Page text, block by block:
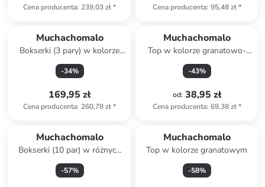
Cena producenta: 239,03 zł* Cena producenta: 95,48 zł*
Muchachomalo
Bokserki (3 pary) w kolorze
granatowym ze wzorem
-34%
169,95 zł
Cena producenta: 260,78 zł*
Muchachomalo
Top w kolorze granatowo-
czerwonym
-43%
od: 38,95 zł
Cena producenta: 69,38 zł*
Muchachomalo
Bokserki (10 par) w różnych
kolorach
-57%
Muchachomalo
Top w kolorze granatowym
-58%